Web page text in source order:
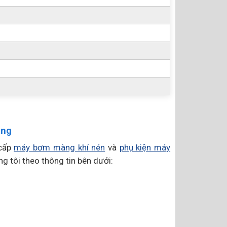
máy bơm màng khí nén và phụ kiện máy
tôi theo thông tin bên dưới: